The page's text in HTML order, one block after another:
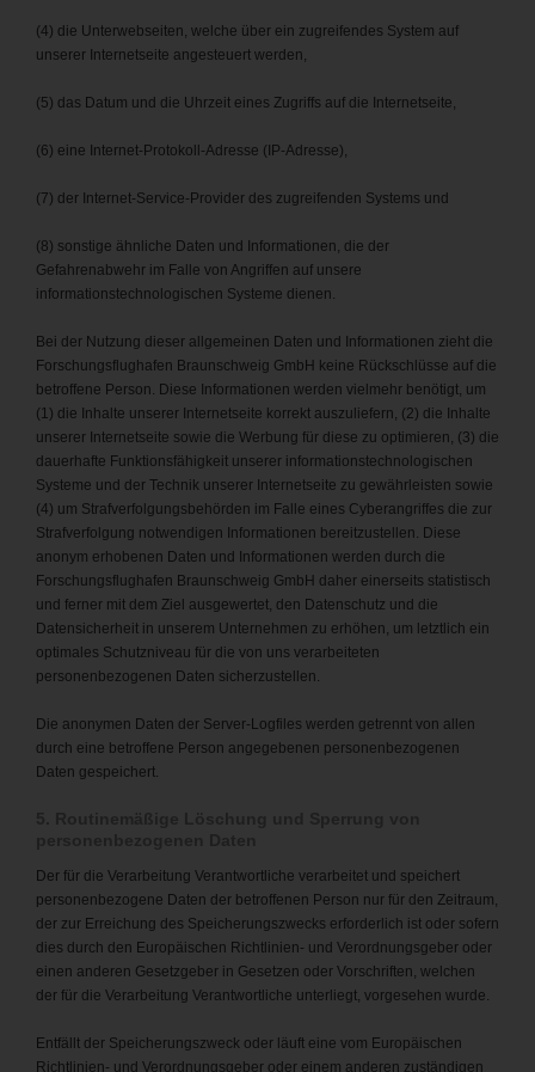
(4) die Unterwebseiten, welche über ein zugreifendes System auf
unserer Internetseite angesteuert werden,
(5) das Datum und die Uhrzeit eines Zugriffs auf die Internetseite,
(6) eine Internet-Protokoll-Adresse (IP-Adresse),
(7) der Internet-Service-Provider des zugreifenden Systems und
(8) sonstige ähnliche Daten und Informationen, die der
Gefahrenabwehr im Falle von Angriffen auf unsere
informationstechnologischen Systeme dienen.
Bei der Nutzung dieser allgemeinen Daten und Informationen zieht die
Forschungsflughafen Braunschweig GmbH keine Rückschlüsse auf die
betroffene Person. Diese Informationen werden vielmehr benötigt, um
(1) die Inhalte unserer Internetseite korrekt auszuliefern, (2) die Inhalte
unserer Internetseite sowie die Werbung für diese zu optimieren, (3) die
dauerhafte Funktionsfähigkeit unserer informationstechnologischen
Systeme und der Technik unserer Internetseite zu gewährleisten sowie
(4) um Strafverfolgungsbehörden im Falle eines Cyberangriffes die zur
Strafverfolgung notwendigen Informationen bereitzustellen. Diese
anonym erhobenen Daten und Informationen werden durch die
Forschungsflughafen Braunschweig GmbH daher einerseits statistisch
und ferner mit dem Ziel ausgewertet, den Datenschutz und die
Datensicherheit in unserem Unternehmen zu erhöhen, um letztlich ein
optimales Schutzniveau für die von uns verarbeiteten
personenbezogenen Daten sicherzustellen.
Die anonymen Daten der Server-Logfiles werden getrennt von allen
durch eine betroffene Person angegebenen personenbezogenen
Daten gespeichert.
Der für die Verarbeitung Verantwortliche verarbeitet und speichert
personenbezogene Daten der betroffenen Person nur für den Zeitraum,
der zur Erreichung des Speicherungszwecks erforderlich ist oder sofern
dies durch den Europäischen Richtlinien- und Verordnungsgeber oder
einen anderen Gesetzgeber in Gesetzen oder Vorschriften, welchen
der für die Verarbeitung Verantwortliche unterliegt, vorgesehen wurde.
Entfällt der Speicherungszweck oder läuft eine vom Europäischen
Richtlinien- und Verordnungsgeber oder einem anderen zuständigen